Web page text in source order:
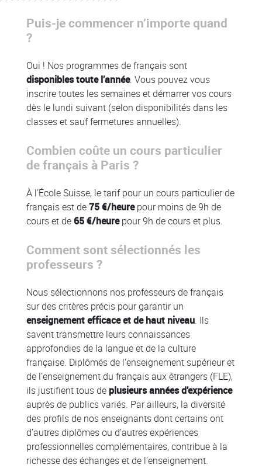
Puis-je commencer n’importe quand
?
Oui ! Nos programmes de français sont
disponibles toute l’année. Vous pouvez vous
inscrire toutes les semaines et démarrer vos cours
dès le lundi suivant (selon disponibilités dans les
classes et sauf fermetures annuelles).
Combien coûte un cours particulier
de français à Paris ?
À l’École Suisse, le tarif pour un cours particulier de
français est de75 €/heurepour moins de 9h de
cours et de 65 €/heurepour 9h de cours et plus.
Comment sont sélectionnés les
professeurs ?
Nous sélectionnons nos professeurs de français
sur des critères précis pour garantir un
enseignement efficace et de haut niveau. Ils
savent transmettre leurs connaissances
approfondies de la langue et de la culture
française. Diplômés de l'enseignement supérieur et
de l’enseignement du français aux étrangers (FLE),
ils justifient tous de plusieurs années d’expérience
auprès de publics variés. Par ailleurs, la diversité
des profils de nos enseignants dont certains ont
d’autres diplômes ou d’autres expériences
professionnelles complémentaires, contribue à la
richesse des échanges et de l’enseignement.